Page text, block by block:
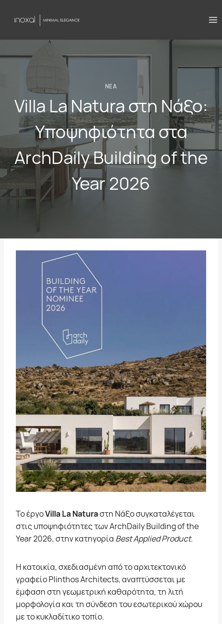
ΝΈΑ
Villa La Natura στη Νάξο:
Υποψηφιότητα στα
ArchDaily Building of the
Year 2026
Το έργοVilla La Naturaστη Νάξο συγκαταλέγεται
στις υποψηφιότητες των ArchDaily Building of the
Year 2026, στην κατηγορία Best Applied Product.
Η κατοικία, σχεδιασμένη από το αρχιτεκτονικό
γραφείο Plinthos Architects, αναπτύσσεται με
έμφαση στη γεωμετρική καθαρότητα, τη λιτή
μορφολογία και τη σύνδεση του εσωτερικού χώρου
με το κυκλαδίτικο τοπίο.